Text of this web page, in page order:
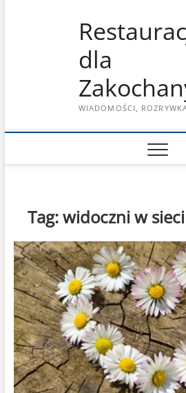
dla
WIADOMOŚCI,
Tag:widoczni w sieci